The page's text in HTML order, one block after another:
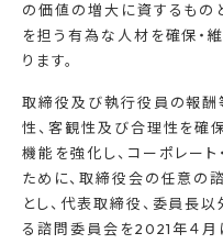
の価値の増大に資するもの
を担う有為な人材を確保・
ります。
取締役及び執行役員の報
性、客観性及び合理性を確
機能を強化し、コーポレー
ために、取締役会の任意の
とし、代表取締役、委員長
る諮問委員会を2021年４月